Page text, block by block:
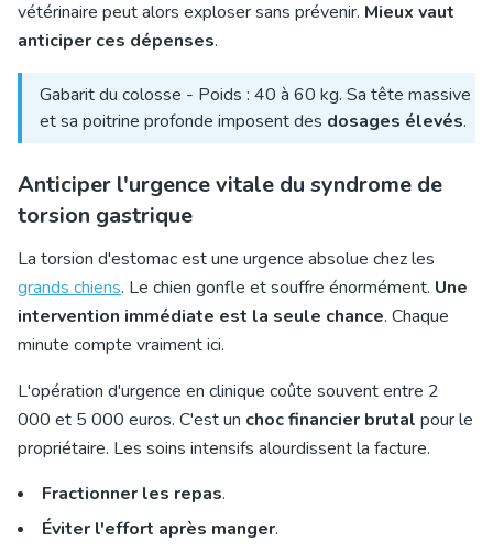
vétérinaire peut alors exploser sans prévenir. Mieux vaut
anticiper ces dépenses.
Gabarit du colosse - Poids : 40 à 60 kg. Sa tête massive
et sa poitrine profonde imposent des dosages élevés.
Anticiper l'urgence vitale du syndrome de
torsion gastrique
La torsion d'estomac est une urgence absolue chez les
grands chiens. Le chien gonfle et souffre énormément. Une
intervention immédiate est la seule chance. Chaque
minute compte vraiment ici.
L'opération d'urgence en clinique coûte souvent entre 2
000 et 5 000 euros. C'est un choc financier brutal pour le
propriétaire. Les soins intensifs alourdissent la facture.
Fractionner les repas.
Éviter l'effort après manger.